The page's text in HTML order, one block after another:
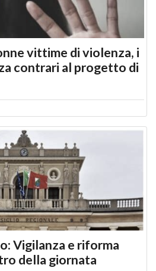
vittime di violenza, i
contrari al progetto di
Vigilanza e riforma
della giornata